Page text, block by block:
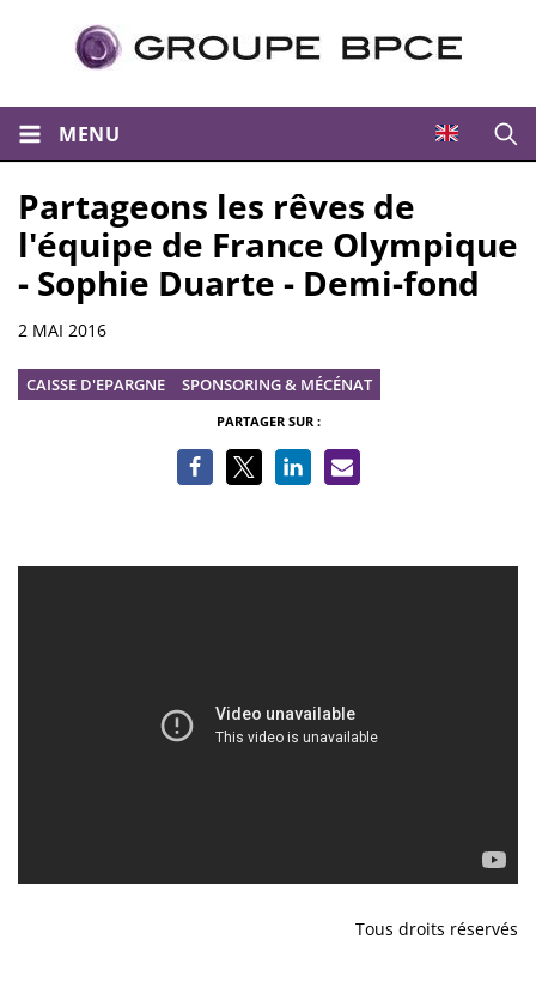
MENU
Partageons les rêves de
l'équipe de France Olympique
- Sophie Duarte - Demi-fond
Informations
2 MAI 2016
CAISSE D'EPARGNE SPONSORING & MÉCÉNAT
PARTAGER SUR :
Tous droits réservés